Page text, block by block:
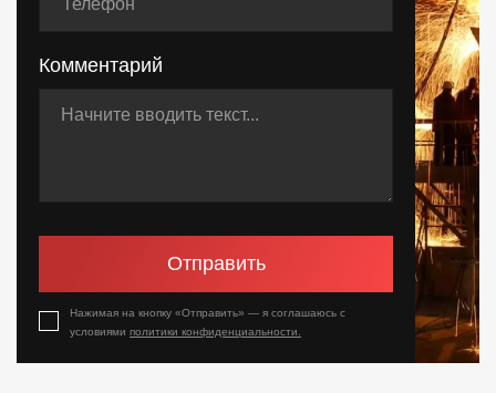
Комментарий
Отправить
Нажимая на кнопку «Отправить» — я соглашаюсь с
условиями политики конфиденциальности.